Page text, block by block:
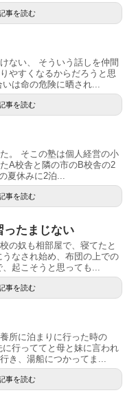
事を読む
ない、 そういう話しを仲間
やすくなるからだろうと思
は命の危険に晒され...
事を読む
。 そこの塾は個人経営の小
A校舎と隣の市のB校舎の2
夏休みに2泊...
事を読む
ったまじない
の奴も相部屋で、寝てたと
なされ始め、布団の上での
起こそうと思っても...
事を読む
所に泊まりに行った時の
行っててと母と妹に言われ
き、湯船につかってま...
事を読む